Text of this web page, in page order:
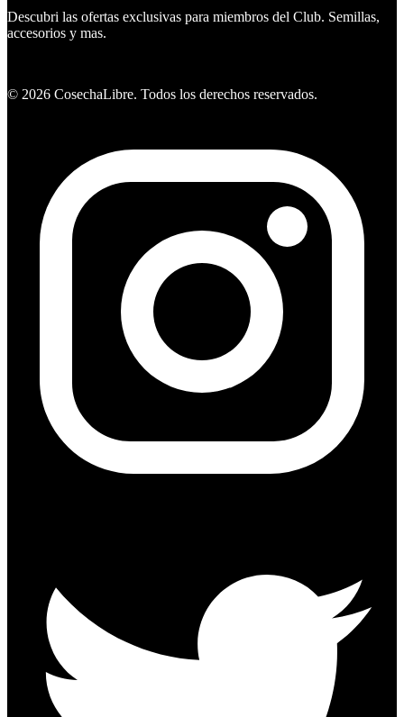
Descubri las ofertas exclusivas para miembros del Club. Semillas,
accesorios y mas.
© 2026 CosechaLibre. Todos los derechos reservados.